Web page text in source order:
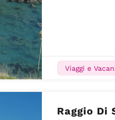
Viaggi e
Raggio Di